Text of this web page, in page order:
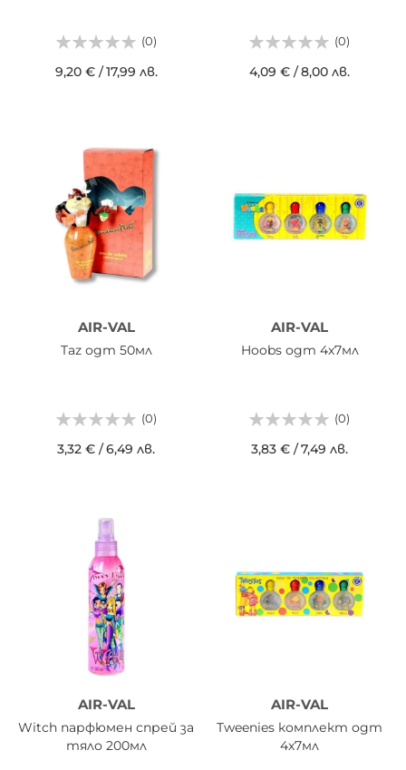
(0)
9,20 €/17,99 лв.
(0)
4,09 € /8,00 лв.
AIR-VAL
Taz одт 50мл
(0)
3,32 € /6,49 лв.
AIR-VAL
Hoobs одт 4х7мл
(0)
3,83 € /7,49 лв.
AIR-VAL
Witch парфюмен спрей за
тяло 200мл
AIR-VAL
Tweenies комплект одт
4х7мл